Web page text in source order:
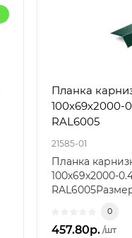
Планка
100х69х2000-
RAL6005
21585-01
Планка
100х69х2000-
0
457.80р. /шт